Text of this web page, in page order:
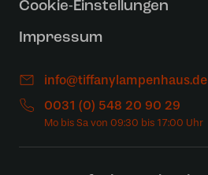
Cookie-Einstellungen
Impressum
info@tiffanylampenhaus.de
0031 (0) 548 20 90 29